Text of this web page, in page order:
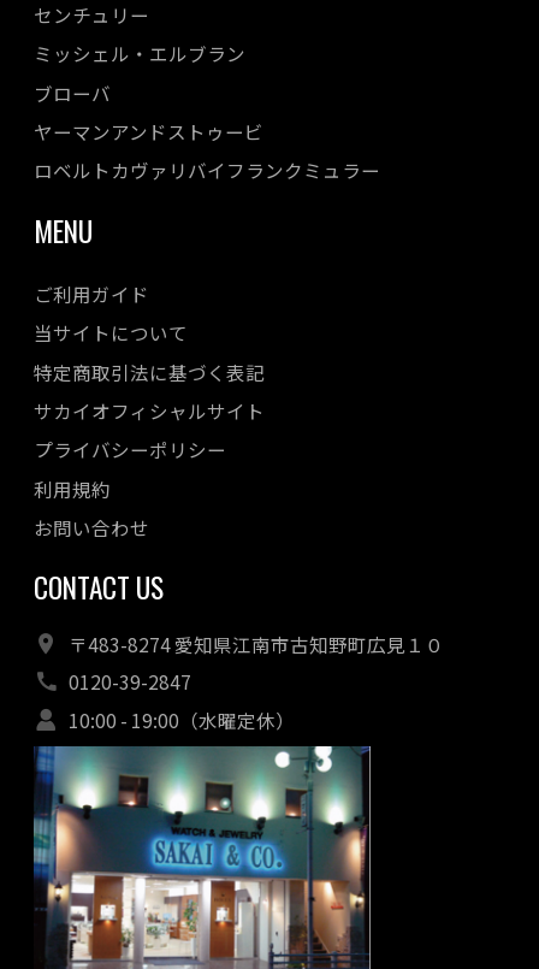
センチュリー
ミッシェル・エルブラン
ブローバ
ヤーマンアンドストゥービ
ロベルトカヴァリバイフランクミュラー
MENU
ご利用ガイド
当サイトについて
特定商取引法に基づく表記
サカイオフィシャルサイト
プライバシーポリシー
利用規約
お問い合わせ
CONTACT US
〒483-8274 愛知県江南市古知野町広見１０
0120-39-2847
10:00 - 19:00（水曜定休）